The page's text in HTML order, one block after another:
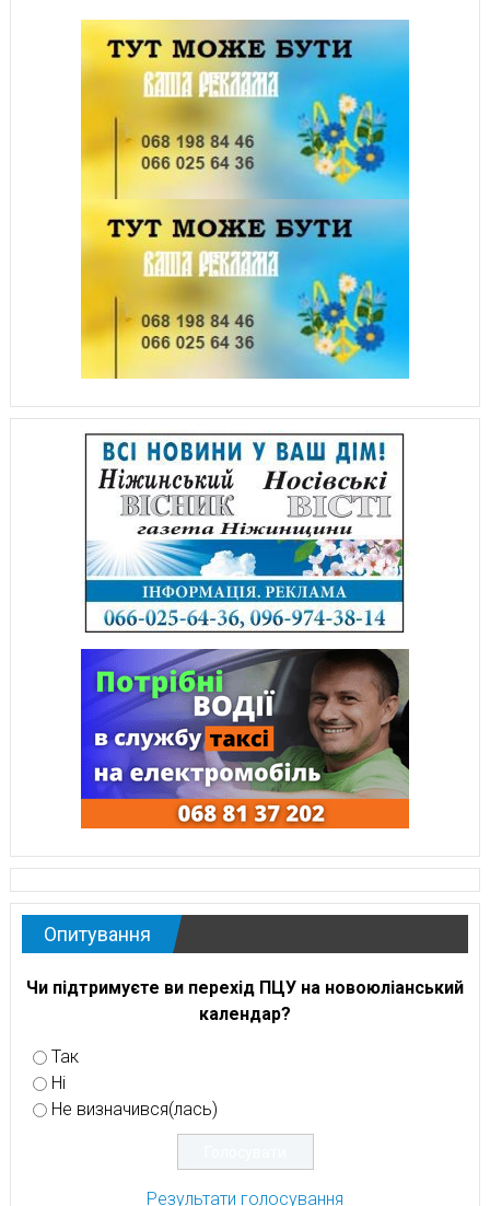
Опитування
Чи підтримуєте ви перехід ПЦУ на новоюліанський
календар?
Так
Ні
Не визначився(лась)
Результати голосування